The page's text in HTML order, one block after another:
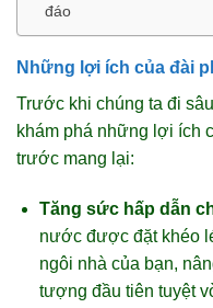
đáo
Những lợi ích của đài
Trước khi chúng ta đi
khám phá những lợi ích
trước mang lại:
Tăng sức hấp dẫn
nước được đặt khéo
ngôi nhà của bạn,
tượng đầu tiên tuyệt